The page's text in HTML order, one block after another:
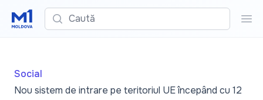
Caută
Social
Nou sistem de intrare pe teritoriul UE începând cu 12